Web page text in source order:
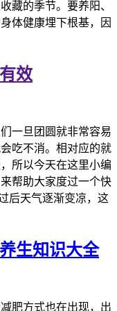
藏的季节。要养阳、
体健康埋下根基，因
效
一旦团圆就非常容易
吃不消。相对应的就
所以今天在这里小编
帮助大家度过一个快
后天气逐渐变凉，这
生知识大全
肥方式也在出现，出